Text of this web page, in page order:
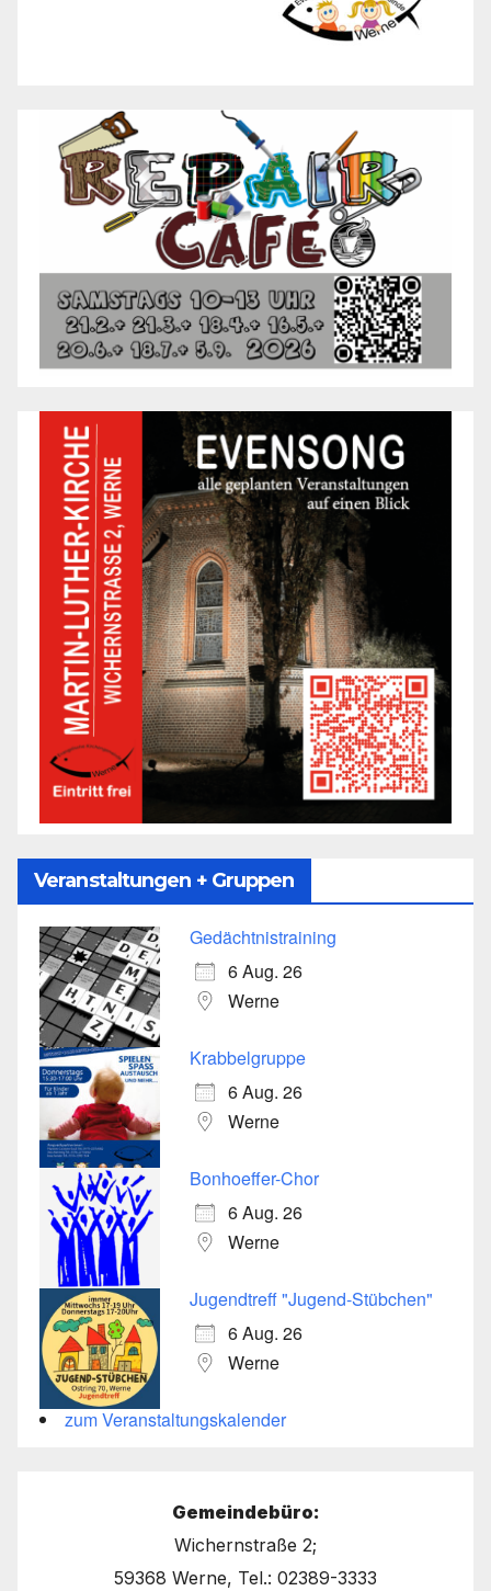
Veranstaltungen + Gruppen
Gedächtnistraining
6 Aug. 26
Werne
Krabbelgruppe
6 Aug. 26
Werne
Bonhoeffer-Chor
6 Aug. 26
Werne
Jugendtreff "Jugend-Stübchen"
6 Aug. 26
Werne
zum Veranstaltungskalender
Gemeindebüro:
Wichernstraße 2;
59368 Werne, Tel.: 02389-3333